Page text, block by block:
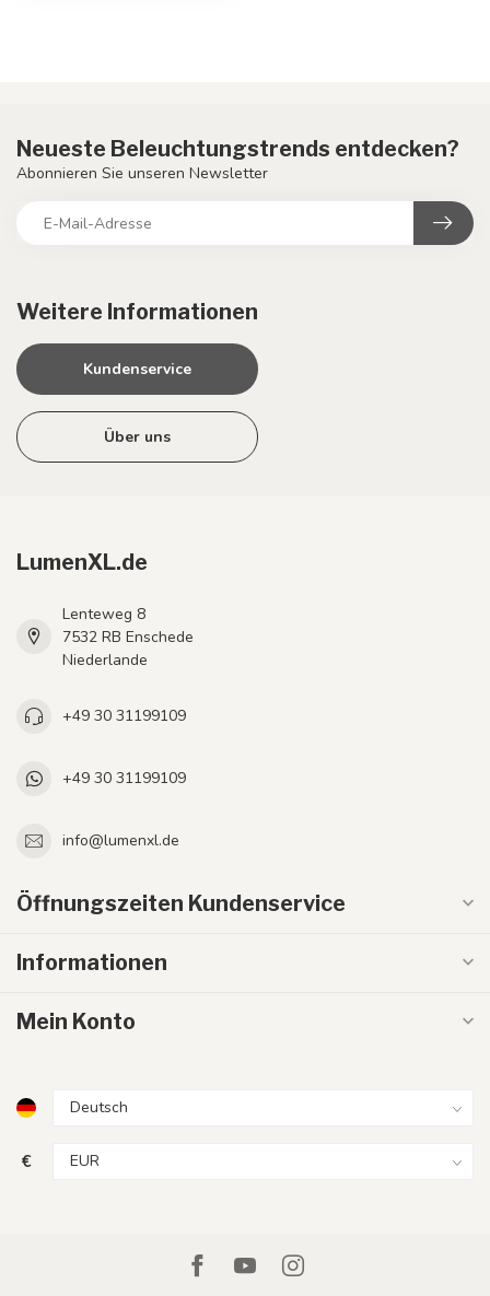
Weitere Informationen
Kundenservice
Über uns
Neueste Beleuchtungstrends entdecken?
Abonnieren Sie unseren Newsletter
LumenXL.de
Lenteweg 8
7532 RB Enschede
Niederlande
+49 30 31199109
+49 30 31199109
info@lumenxl.de
Öffnungszeiten Kundenservice
Informationen
Mein Konto
€